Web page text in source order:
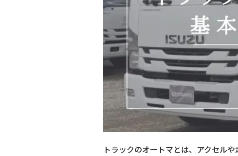
トラックのオートマとは、アクセル